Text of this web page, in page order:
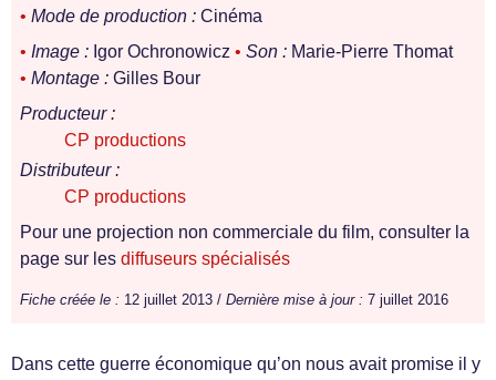
• Mode de production : Cinéma
• Image : Igor Ochronowicz • Son : Marie-Pierre Thomat
• Montage : Gilles Bour
Producteur :
CP productions
Distributeur :
CP productions
Pour une projection non commerciale du film, consulter la
page sur les diffuseurs spécialisés
Fiche créée le : 12 juillet 2013 / Dernière mise à jour : 7 juillet 2016
Dans cette guerre économique qu’on nous avait promise il y